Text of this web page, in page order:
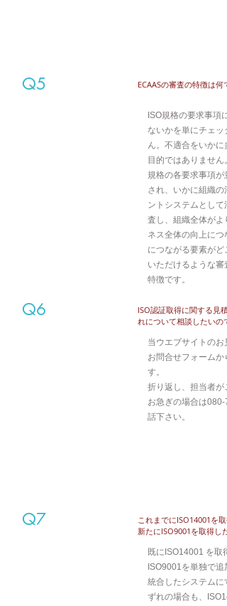
Q5 ​ECAASの審査の特徴は何
ISO規格の要求事項
ないかを単にチェッ
ん。不適合をいかに
目的ではありません。
規格の各要求事項が
され、いかに組織の
ントシステムとして
査し、組織全体がよ
ネス全体の向上につ
につながる要素がど
いただけるような
特徴です。
Q6
​ISO認証取得に関する見
れについて相談したいの
当ウエブサイトのお
お問合せフォーム
す。
折り返し、担当者が
お急ぎの場合は
話下さい。
Q7
これまでにISO14001を取
新たにISO9001を取得し
既にISO14001 を取
ISO9001を単独で追
統合したシステムに
ずれの場合も、